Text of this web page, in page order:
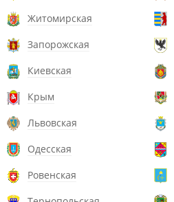
Житомирская
Запорожская
Киевская
Крым
Львовская
Одесская
Ровенская